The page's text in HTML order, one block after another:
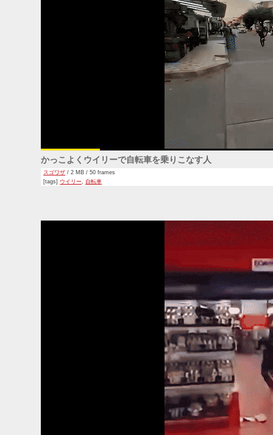
かっこよくウイリーで自転車を乗りこなす人
スゴワザ / 2 MB / 50 frames
[tags] ウイリー 自転車